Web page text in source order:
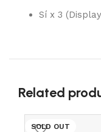
Sí x 3
Related
SOLD OUT